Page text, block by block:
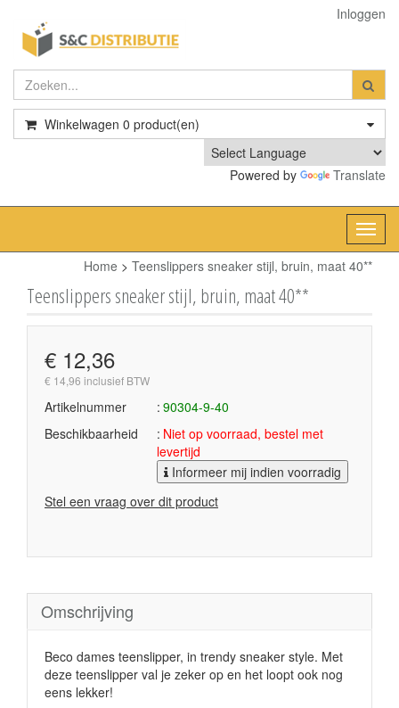
Inloggen
Winkelwagen 0 product(en)
Powered by Translate
Home > Teenslippers sneaker stijl, bruin, maat 40**
Teenslippers sneaker stijl, bruin, maat 40**
€ 12,36
€ 14,96 inclusief BTW
Artikelnummer
90304-9-40
Beschikbaarheid
Niet op voorraad, bestel met
levertijd
Informeer mij indien voorradig
Stel een vraag over dit product
Omschrijving
Beco dames teenslipper, in trendy sneaker style. Met
deze teenslipper val je zeker op en het loopt ook nog
eens lekker!